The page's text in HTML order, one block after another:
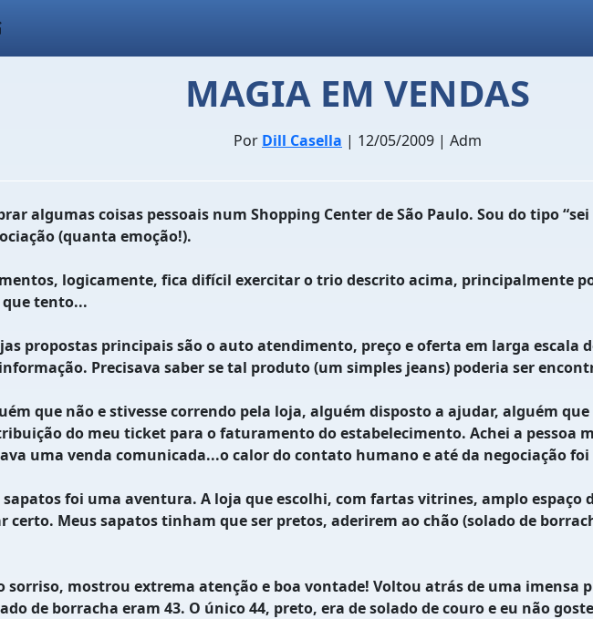
MAGIA EM VENDAS
Por Dill Casella | 12/05/2009 | Adm
algumas coisas pessoais num Shopping Center de São Paulo. Sou do tipo
(quanta emoção!).
logicamente, fica difícil exercitar o trio descrito acima, principalmente
que tento...
principais são o auto atendimento, preço e oferta em larga escala
Precisava saber se tal produto (um simples jeans) poderia ser
que não e stivesse correndo pela loja, alguém disposto a ajudar, alguém que
do meu ticket para o faturamento do estabelecimento. Achei a pessoa
uma venda comunicada...o calor do contato humano e até da negociação
foi uma aventura. A loja que escolhi, com fartas vitrines, amplo espaço
Meus sapatos tinham que ser pretos, aderirem ao chão (solado de
mostrou extrema atenção e boa vontade! Voltou atrás de uma imensa
de borracha eram 43. O único 44, preto, era de solado de couro e eu não